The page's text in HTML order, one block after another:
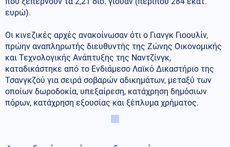
ευρώ).
Οι κινεζικές αρχές ανακοίνωσαν ότι ο Γιανγκ Γιοουλίν,
πρώην αναπληρωτής διευθυντής της Ζώνης Οικονομικής
και Τεχνολογικής Ανάπτυξης της Ναντζίνγκ,
καταδικάστηκε από το Ενδιάμεσο Λαϊκό Δικαστήριο της
Τσανγκζού για σειρά σοβαρών αδικημάτων, μεταξύ των
οποίων δωροδοκία, υπεξαίρεση, κατάχρηση δημόσιων
πόρων, κατάχρηση εξουσίας και ξέπλυμα χρήματος.